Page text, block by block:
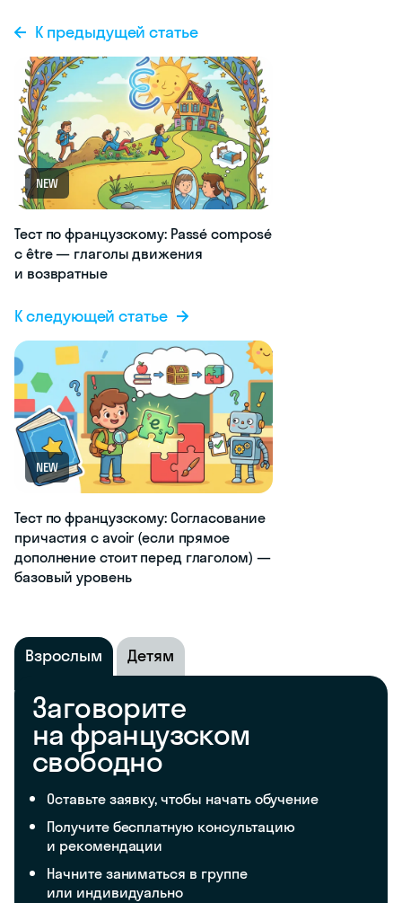
К предыдущей статье
NEW
Тест по французскому: Passé composé
с être — глаголы движения
и возвратные
К следующей статье
NEW
Тест по французскому: Согласование
причастия с avoir (если прямое
дополнение стоит перед глаголом) —
базовый уровень
Взрослым Детям
Заговорите
на французском
свободно
Оставьте заявку, чтобы начать обучение
Получите бесплатную консультацию
и рекомендации
Начните заниматься в группе
или индивидуально